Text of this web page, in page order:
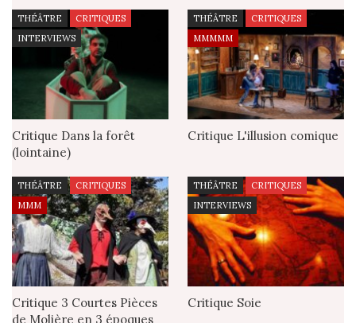
THÉÂTRE
CRITIQUES
INTERVIEWS
Critique Dans la forêt
(lointaine)
THÉÂTRE
CRITIQUES
MMMMM
Critique L'illusion comique
THÉÂTRE
CRITIQUES
MMM
Critique 3 Courtes Pièces
de Molière en 3 époques
THÉÂTRE
CRITIQUES
INTERVIEWS
Critique Soie